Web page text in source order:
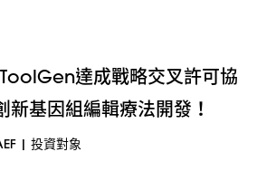
達成戰略交叉許可協
新基因組編輯療法開發！
| 投資對象